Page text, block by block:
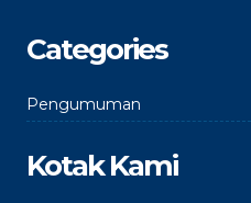
Categories
Pengumuman
Kotak Kami